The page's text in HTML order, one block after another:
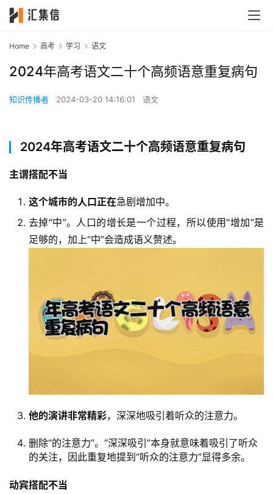
Home 高考 学习 语文
2024年高考语文二十个高频语意重复病句
知识传播者 2024-03-20 14:16:01 语文
2024年高考语文二十个高频语意重复病句
主谓搭配不当
这个城市的人口正在急剧增加中。
去掉“中”。人口的增长是一个过程，所以使用“增加”是
足够的，加上“中”会造成语义赘述。
他的演讲非常精彩，深深地吸引着听众的注意力。
删除“的注意力”。“深深吸引”本身就意味着吸引了听众
的关注，因此重复地提到“听众的注意力”显得多余。
动宾搭配不当